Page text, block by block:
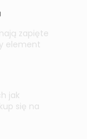
zapięte
element
jak
się na